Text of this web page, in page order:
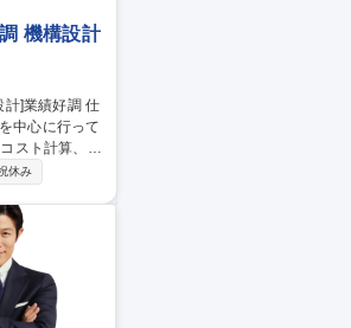
機構設計
中心に行って
スト計算、仕
業務(受注
配指示業務等
休み